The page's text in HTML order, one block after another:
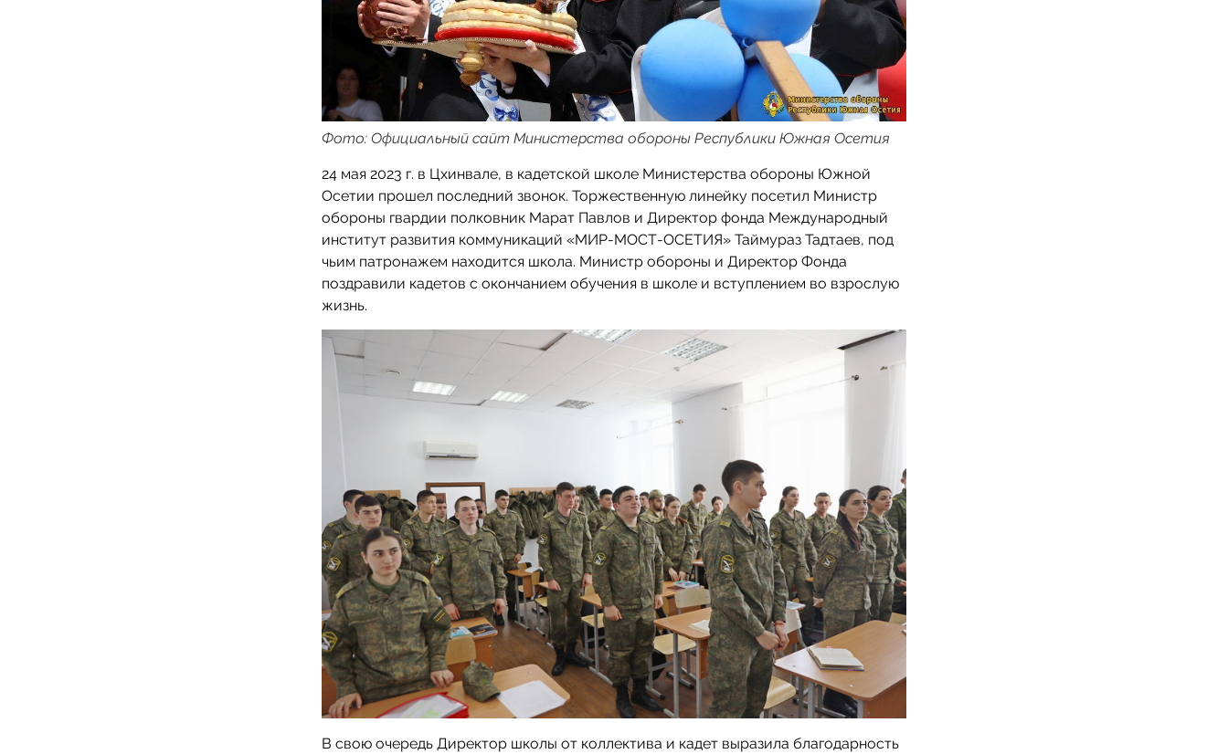
Фото: Официальный сайт Министерства обороны Республики Южная Осетия
24 мая 2023 г. в Цхинвале, в кадетской школе Министерства обороны Южной
Осетии прошел последний звонок. Торжественную линейку посетил Министр
обороны гвардии полковник Марат Павлов и Директор фонда Международный
институт развития коммуникаций «МИР-МОСТ-ОСЕТИЯ» Таймураз Тадтаев, под
чьим патронажем находится школа. Министр обороны и Директор Фонда
поздравили кадетов с окончанием обучения в школе и вступлением во взрослую
жизнь.
В свою очередь Директор школы от коллектива и кадет выразила благодарность